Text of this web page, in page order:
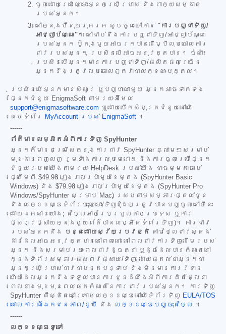
ចូលដោយប្រើឈ្មោះអ្នកប្រើប្រាស់ និងពាក្យសម្ងាត់
របស់អ្នក។
នៅក្នុងម៉ឺនុយរុករក សូមចូលទៅកាន់ "ការបញ្ជាទិញ/
អាជ្ញាប័ណ្ណ"។ នៅជាប់នឹងការបញ្ជាទិញ/អាជ្ញាប័ណ្ណ
របស់អ្នក ប៊ូតុងមួយអាចរកបានដើម្បីលុបចោលការ
ជាវរបស់អ្នក ប្រសិនបើអាចអនុវត្តបាន។ ចំណាំ៖
ប្រសិនបើអ្នកមានការបញ្ជាទិញ/ផលិតផលច្រើន
អ្នកនឹងត្រូវលុបចោលពួកវាជាលក្ខណៈបុគ្គល។
ប្រសិនបើអ្នកមានសំណួរ ឬបញ្ហាណាមួយ អ្នកអាចទាក់ទង
ផ្នែកជំនួយ EnigmaSoft តាមរយៈអ៊ីមែល
support@enigmasoftware.com ឬដោយបើកសំបុត្រជំនួយនៅលើ
គេហទំព័រ
MyAccount របស់ EnigmaSoft ។
------
ព័ត៌មានលម្អិតអំពីការទិញ SpyHunter
អ្នកក៏មានជម្រើសក្នុងការជាវ SpyHunter ភ្លាមៗសម្រាប់
មុខងារពេញលេញ រួមទាំងការលុបមេរោគ និងការចូលប្រើផ្នែក
ជំនួយរបស់យើងតាមរយៈ HelpDesk របស់យើង ជាធម្មតាចាប់
ផ្តើមពី $49.98 រៀងរាល់ប្រាំមួយខែម្តង (SpyHunter Basic
Windows) និង $79.98 រៀងរាល់ប្រាំមួយខែម្តង (SpyHunter Pro
Windows/SpyHunter សម្រាប់ Mac) ស្របតាមសម្ភារៈផ្តល់ជូន
និងលក្ខខណ្ឌទំព័រចុះឈ្មោះ/ទិញ (ដែលត្រូវបានបញ្ចូលនៅទីនេះ
ដោយឯកសារយោង; តម្លៃអាចប្រែប្រួលតាមប្រទេស ឬការ
ផ្សព្វផ្សាយក្នុងមួយព័ត៌មានលម្អិតទំព័រទិញ)។ ការជាវ
របស់អ្នកនឹង
បន្តដោយស្វ័យប្រវត្តិ តាមថ្លៃជាវស្តង់
ដារដែលអាចអនុវត្តបាននៅពេលនោះ នៅពេលជាវការទិញដើមរបស់
អ្នក និងសម្រាប់រយៈពេលជាវដូចគ្នា ឬដូចដែលបានកំណត់នៅ
ក្នុងទំព័រសម្ភារៈផ្សព្វផ្សាយ/ទិញ ដោយផ្តល់ថាអ្នកជា
អ្នកប្រើប្រាស់ជាវជាបន្តបន្ទាប់ និងមិនមានការរំខាន
ហើយដែលអ្នកនឹងទទួលបានការជូនដំណឹងអំពីការគិតថ្លៃនា
ពេលខាងមុខមុនពេលផុតកំណត់នៃការជាវរបស់អ្នក។ ការទិញ
SpyHunter គឺស្ថិតនៅក្រោមលក្ខខណ្ឌនៅលើទំព័រទិញ EULA/TOS
គោលការណ៍ឯកជនភាព/ខូឃី
និង លក្ខខណ្ឌបញ្ចុះតម្លៃ ។
------
លក្ខខណ្ឌទូទៅ